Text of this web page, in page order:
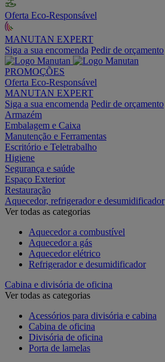
Oferta Eco-Responsável
MANUTAN EXPERT
Siga a sua encomenda Pedir de orçamento
PROMOÇÕES
Oferta Eco-Responsável
MANUTAN EXPERT
Siga a sua encomenda Pedir de orçamento
Armazém
Embalagem e Caixa
Manutenção e Ferramentas
Escritório e Teletrabalho
Higiene
Segurança e saúde
Espaço Exterior
Restauração
Aquecedor, refrigerador e desumidificador
Ver todas as categorias
Aquecedor a combustível
Aquecedor a gás
Aquecedor elétrico
Refrigerador e desumidificador
Cabina e divisória de oficina
Ver todas as categorias
Acessórios para divisória e cabina
Cabina de oficina
Divisória de oficina
Porta de lamelas